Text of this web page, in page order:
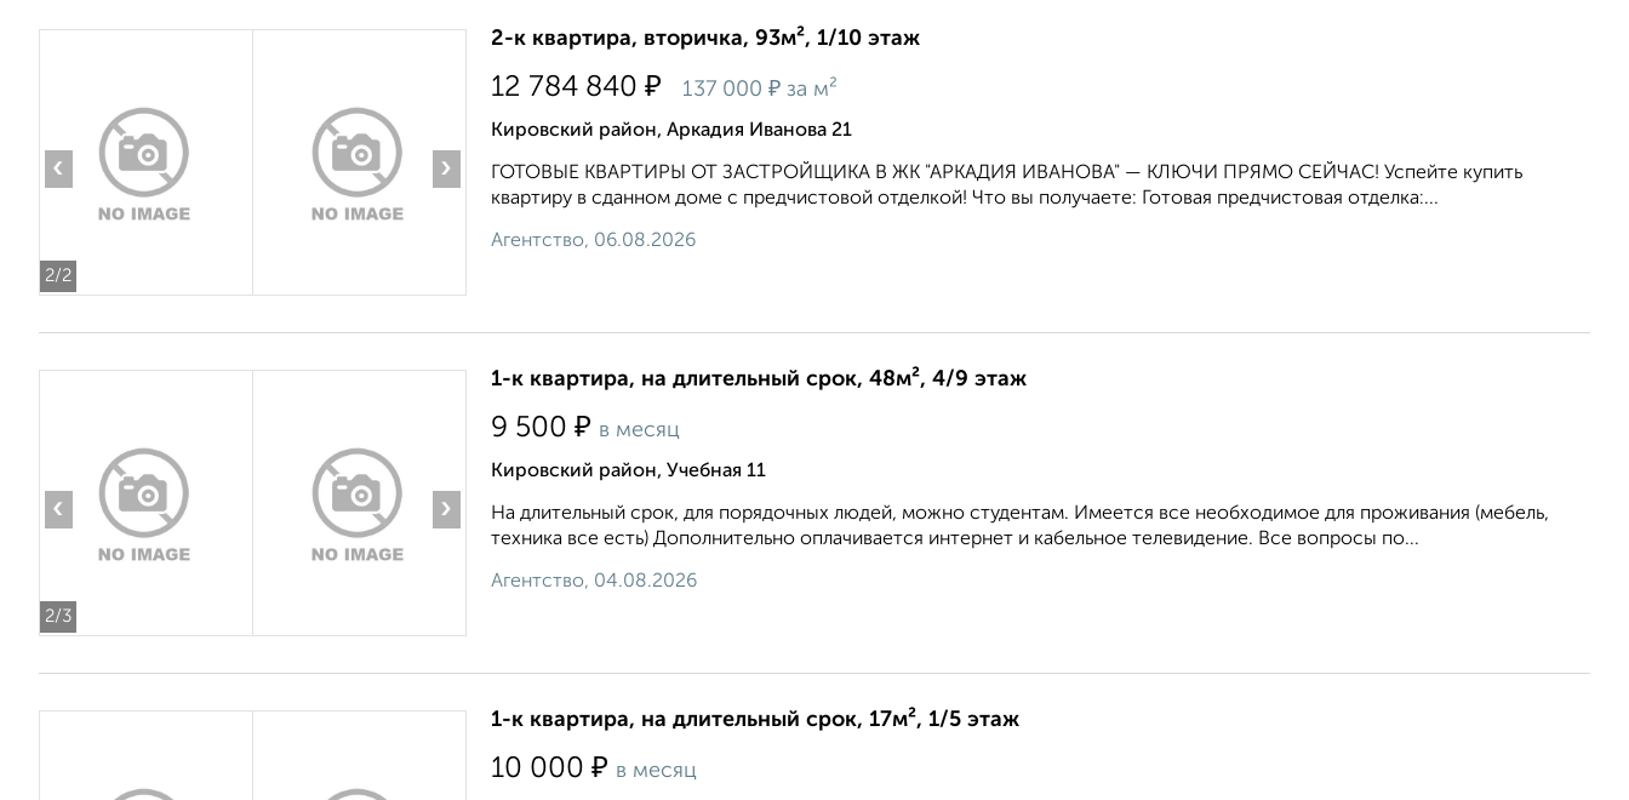
2/2
‹ ›
2-к квартира, вторичка, 93м², 1/10 этаж
12 784 840 ₽ 137 000 ₽ за м²
Кировский район, Аркадия Иванова 21
ГОТОВЫЕ КВАРТИРЫ ОТ ЗАСТРОЙЩИКА В ЖК "АРКАДИЯ ИВАНОВА" — КЛЮЧИ ПРЯМО СЕЙЧАС! Успейте купить
квартиру в сданном доме с предчистовой отделкой! Что вы получаете: Готовая предчистовая отделка:...
Агентство, 06.08.2026
2/3
‹ ›
1-к квартира, на длительный срок, 48м², 4/9 этаж
9 500 ₽ в месяц
Кировский район, Учебная 11
На длительный срок, для порядочных людей, можно студентам. Имеется все необходимое для проживания (мебель,
техника все есть) Дополнительно оплачивается интернет и кабельное телевидение. Все вопросы по...
Агентство, 04.08.2026
1-к квартира, на длительный срок, 17м², 1/5 этаж
10 000 ₽ в месяц